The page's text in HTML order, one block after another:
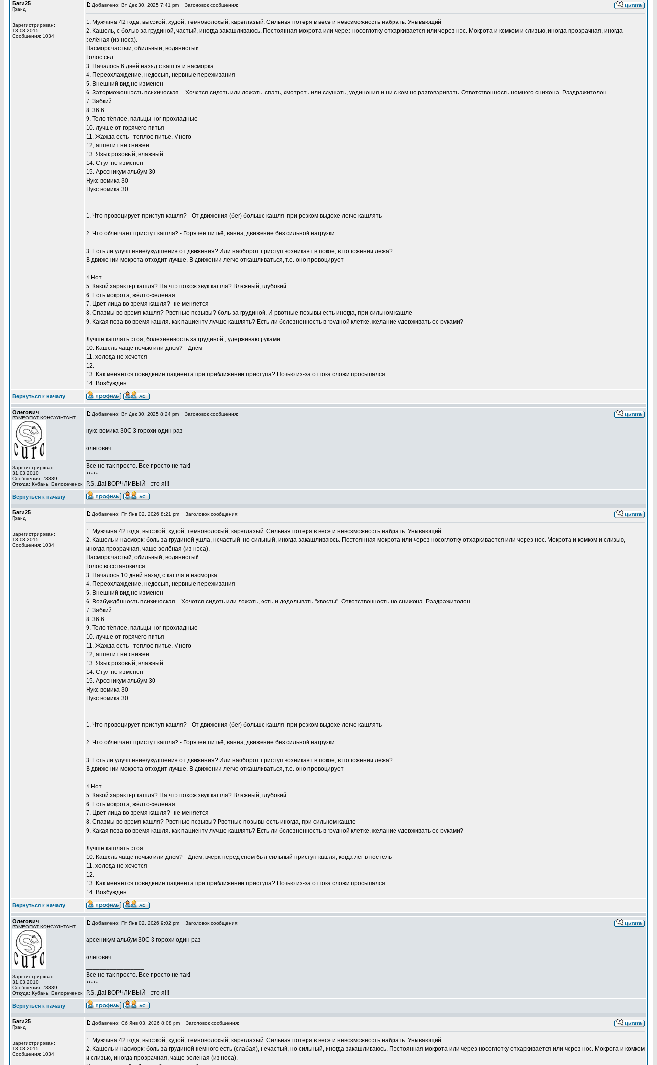
Баги25
Гранд
Зарегистрирован:
13.08.2015
Сообщения: 1034
Добавлено: Вт Дек 30, 2025 7:41 pm Заголовок сообщения:
1. Мужчина 42 года, высокой, худой, темноволосый, кареглазый. Сильная потеря в весе и невозможность набрать. Унывающий
2. Кашель, с болью за грудиной, частый, иногда закашливаюсь. Постоянная мокрота или через носоглотку отхаркивается или через нос. Мокрота и комком и слизью, иногда прозрачная, иногда
зелёная (из носа).
Насморк частый, обильный, водянистый
Голос сел
3. Началось 6 дней назад с кашля и насморка
4. Переохлаждение, недосып, нервные переживания
5. Внешний вид не изменен
6. Заторможенность психическая -. Хочется сидеть или лежать, спать, смотреть или слушать, уединения и ни с кем не разговаривать. Ответственность немного снижена. Раздражителен.
7. Зябкий
8. 36.6
9. Тело тёплое, пальцы ног прохладные
10. лучше от горячего питья
11. Жажда есть - теплое питье. Много
12, аппетит не снижен
13. Язык розовый, влажный.
14. Стул не изменен
15. Арсеникум альбум 30
Нукс вомика 30
Нукс вомика 30
1. Что провоцирует приступ кашля? - От движения (бег) больше кашля, при резком выдохе легче кашлять
2. Что облегчает приступ кашля? - Горячее питьё, ванна, движение без сильной нагрузки
3. Есть ли улучшение/ухудшение от движения? Или наоборот приступ возникает в покое, в положении лежа?
В движении мокрота отходит лучше. В движении легче откашливаться, т.е. оно провоцирует
4.Нет
5. Какой характер кашля? На что похож звук кашля? Влажный, глубокий
6. Есть мокрота, жёлто-зеленая
7. Цвет лица во время кашля?- не меняется
8. Спазмы во время кашля? Рвотные позывы? боль за грудиной. И рвотные позывы есть иногда, при сильном кашле
9. Какая поза во время кашля, как пациенту лучше кашлять? Есть ли болезненность в грудной клетке, желание удерживать ее руками?
Лучше кашлять стоя, болезненность за грудиной , удерживаю руками
10. Кашель чаще ночью или днем? - Днём
11. холода не хочется
12. -
13. Как меняется поведение пациента при приближении приступа? Ночью из-за оттока сложи просыпался
14. Возбужден
Вернуться к началу
Олегович
ГОМЕОПАТ-КОНСУЛЬТАНТ
Зарегистрирован:
31.03.2010
Сообщения: 73839
Откуда: Кубань, Белореченск
Добавлено: Вт Дек 30, 2025 8:24 pm Заголовок сообщения:
нукс вомика 30С 3 горохи один раз
олегович
Все не так просто. Все просто не так!
*****
P.S. Да! ВОРЧЛИВЫЙ - это я!!!
Вернуться к началу
Баги25
Гранд
Зарегистрирован:
13.08.2015
Сообщения: 1034
Добавлено: Пт Янв 02, 2026 8:21 pm Заголовок сообщения:
1. Мужчина 42 года, высокой, худой, темноволосый, кареглазый. Сильная потеря в весе и невозможность набрать. Унывающий
2. Кашель и насморк: боль за грудиной ушла, нечастый, но сильный, иногда закашливаюсь. Постоянная мокрота или через носоглотку отхаркивается или через нос. Мокрота и комком и слизью,
иногда прозрачная, чаще зелёная (из носа).
Насморк частый, обильный, водянистый
Голос восстановился
3. Началось 10 дней назад с кашля и насморка
4. Переохлаждение, недосып, нервные переживания
5. Внешний вид не изменен
6. Возбуждённость психическая -. Хочется сидеть или лежать, есть и доделывать "хвосты". Ответственность не снижена. Раздражителен.
7. Зябкий
8. 36.6
9. Тело тёплое, пальцы ног прохладные
10. лучше от горячего питья
11. Жажда есть - теплое питье. Много
12, аппетит не снижен
13. Язык розовый, влажный.
14. Стул не изменен
15. Арсеникум альбум 30
Нукс вомика 30
Нукс вомика 30
1. Что провоцирует приступ кашля? - От движения (бег) больше кашля, при резком выдохе легче кашлять
2. Что облегчает приступ кашля? - Горячее питьё, ванна, движение без сильной нагрузки
3. Есть ли улучшение/ухудшение от движения? Или наоборот приступ возникает в покое, в положении лежа?
В движении мокрота отходит лучше. В движении легче откашливаться, т.е. оно провоцирует
4.Нет
5. Какой характер кашля? На что похож звук кашля? Влажный, глубокий
6. Есть мокрота, жёлто-зеленая
7. Цвет лица во время кашля?- не меняется
8. Спазмы во время кашля? Рвотные позывы? Рвотные позывы есть иногда, при сильном кашле
9. Какая поза во время кашля, как пациенту лучше кашлять? Есть ли болезненность в грудной клетке, желание удерживать ее руками?
Лучше кашлять стоя
10. Кашель чаще ночью или днем? - Днём, вчера перед сном был сильный приступ кашля, когда лёг в постель
11. холода не хочется
12. -
13. Как меняется поведение пациента при приближении приступа? Ночью из-за оттока сложи просыпался
14. Возбужден
Вернуться к началу
Олегович
ГОМЕОПАТ-КОНСУЛЬТАНТ
Зарегистрирован:
31.03.2010
Сообщения: 73839
Откуда: Кубань, Белореченск
Добавлено: Пт Янв 02, 2026 9:02 pm Заголовок сообщения:
арсеникум альбум 30С 3 горохи один раз
олегович
Все не так просто. Все просто не так!
*****
P.S. Да! ВОРЧЛИВЫЙ - это я!!!
Вернуться к началу
Баги25
Гранд
Зарегистрирован:
13.08.2015
Сообщения: 1034
Добавлено: Сб Янв 03, 2026 8:08 pm Заголовок сообщения:
1. Мужчина 42 года, высокой, худой, темноволосый, кареглазый. Сильная потеря в весе и невозможность набрать. Унывающий
2. Кашель и насморк: боль за грудиной немного есть (слабая), нечастый, но сильный, иногда закашливаюсь. Постоянная мокрота или через носоглотку отхаркивается или через нос. Мокрота и комком
и слизью, иногда прозрачная, чаще зелёная (из носа).